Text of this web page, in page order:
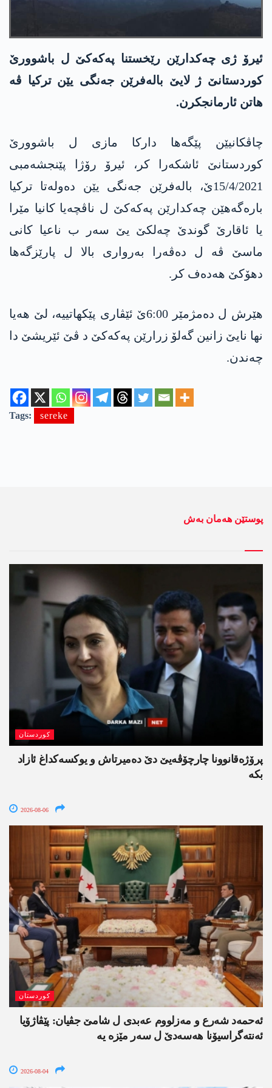
ئیرۆ ژی چه‌كدارێن رێخستنا په‌كه‌كێ ل باشوورێ
کوردستانێ ژ لایێ بالەفرێن جەنگی یێن ترکیا ڤە
هاتن ئارمانجکرن.
چاڤكانیێن پێگه‌ها داركا مازی ل باشوورێ
كوردستانێ ئا‌شكه‌را‌ كر، ئیرۆ رۆژا پێنجشەمبی
15/4/2021ێ، باله‌فرێن جەنگی یێن ده‌وله‌تا تركیا
بارەگەهێن چه‌كدارێن په‌كه‌كێ ل ناڤچەیا کانیا مێرا
یا ئاقارێ گوندێ چەلکێ یێ سەر ب ناعیا کانی
ماسێ ڤە ل دەڤەرا بەرواری بالا ل پارێزگه‌ها
دهۆكێ هه‌ده‌ف كر.
هێرش ل دەمژمێر 6:00ێ ئێڤاری پێكهاتییه‌، لێ هەیا
نها نایێ زانین گەلۆ زرارێن پەکەکێ د ڤێ ئێریشێ دا
چەندن.
Tags: sereke
پوستێن ھەمان بەش
کوردستان
پرۆژەقانوونا چارچۆڤەیێ دێ دەمیرتاش و یوکسەکداغ ئازاد
بکە
2026-08-06
کوردستان
ئەحمەد شەرع و مەزلووم عەبدی ل شامێ جڤیان: پێڤاژۆیا
ئەنتەگراسیۆنا ھەسەدێ ل سەر مێزە یە
2026-08-04